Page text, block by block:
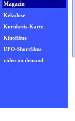
Magazin
Keksdose
Kornkreis-Karte
Kinofilme
UFO-Shortfilms
video on demand